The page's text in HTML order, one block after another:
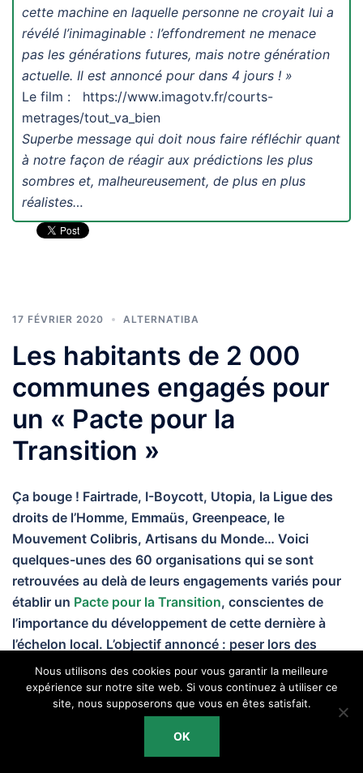
cette machine en laquelle personne ne croyait lui a
révélé l’inimaginable : l’effondrement ne menace
pas les générations futures, mais notre génération
actuelle. Il est annoncé pour dans 4 jours ! »
Le film : https://www.imagotv.fr/courts-
metrages/tout_va_bien
Superbe message qui doit nous faire réfléchir quant
à notre façon de réagir aux prédictions les plus
sombres et, malheureusement, de plus en plus
réalistes…
17 FÉVRIER 2020 ALTERNATIBA
Les habitants de 2 000
communes engagés pour
un « Pacte pour la
Transition »
Ça bouge ! Fairtrade, I-Boycott, Utopia, la Ligue des
droits de l’Homme, Emmaüs, Greenpeace, le
Mouvement Colibris, Artisans du Monde… Voici
quelques-unes des 60 organisations qui se sont
retrouvées au delà de leurs engagements variés pour
établir un Pacte pour la Transition, conscientes de
l’importance du développement de cette dernière à
l’échelon local. L’objectif annoncé : peser lors des
élections municipales de 2020, une étape décisive
pour avancer vers une transition écologique et
sociale, en premier lieu au niveau communal, avant
d’en dépasser les frontières pour conquérir le pays
Nous utilisons des cookies pour vous garantir la meilleure
expérience sur notre site web. Si vous continuez à utiliser ce
site, nous supposerons que vous en êtes satisfait.
OK